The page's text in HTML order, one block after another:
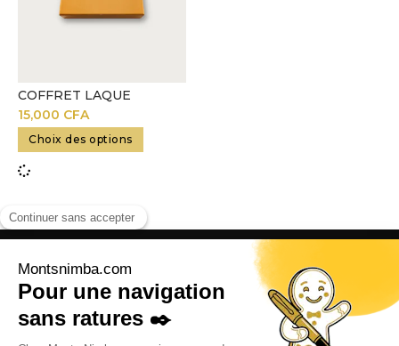
COFFRET LAQUE
15,000 CFA
Choix des options
Adresse: